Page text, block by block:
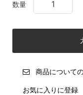
数量
商品について
お気に入りに登録